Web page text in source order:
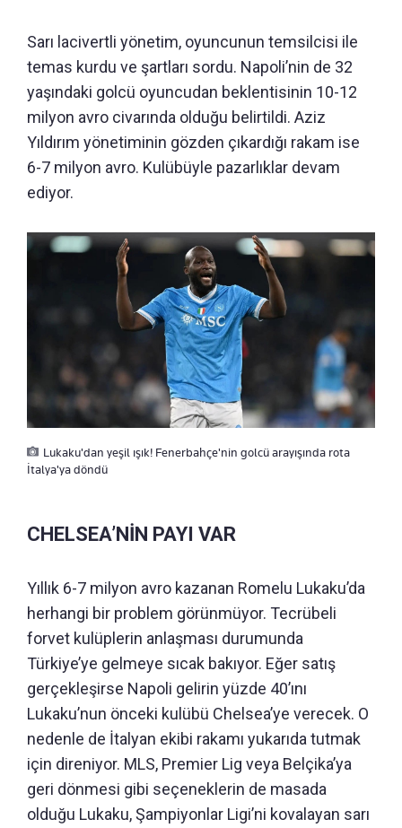
Sarı lacivertli yönetim, oyuncunun temsilcisi ile
temas kurdu ve şartları sordu. Napoli’nin de 32
yaşındaki golcü oyuncudan beklentisinin 10-12
milyon avro civarında olduğu belirtildi. Aziz
Yıldırım yönetiminin gözden çıkardığı rakam ise
6-7 milyon avro. Kulübüyle pazarlıklar devam
ediyor.
Lukaku'dan yeşil ışık! Fenerbahçe'nin golcü arayışında rota
İtalya'ya döndü
CHELSEA’NİN PAYI VAR
Yıllık 6-7 milyon avro kazanan Romelu Lukaku’da
herhangi bir problem görünmüyor. Tecrübeli
forvet kulüplerin anlaşması durumunda
Türkiye’ye gelmeye sıcak bakıyor. Eğer satış
gerçekleşirse Napoli gelirin yüzde 40’ını
Lukaku’nun önceki kulübü Chelsea’ye verecek. O
nedenle de İtalyan ekibi rakamı yukarıda tutmak
için direniyor. MLS, Premier Lig veya Belçika’ya
geri dönmesi gibi seçeneklerin de masada
olduğu Lukaku, Şampiyonlar Ligi’ni kovalayan sarı